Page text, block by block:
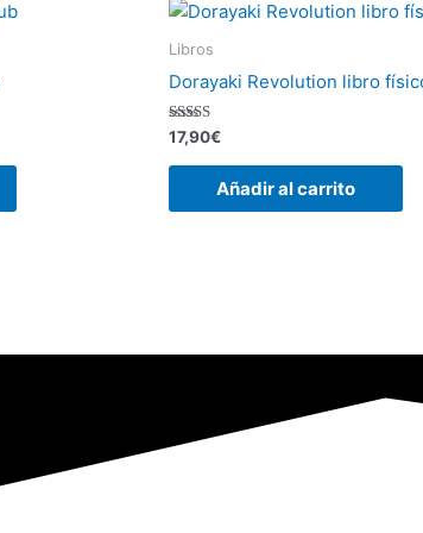
Libros
Dorayaki Revolution libro
Valorado
con
5.00
17,90€
Añadir al carrito